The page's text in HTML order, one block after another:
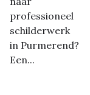
professioneel
schilderwerk
in Purmerend?
Een...